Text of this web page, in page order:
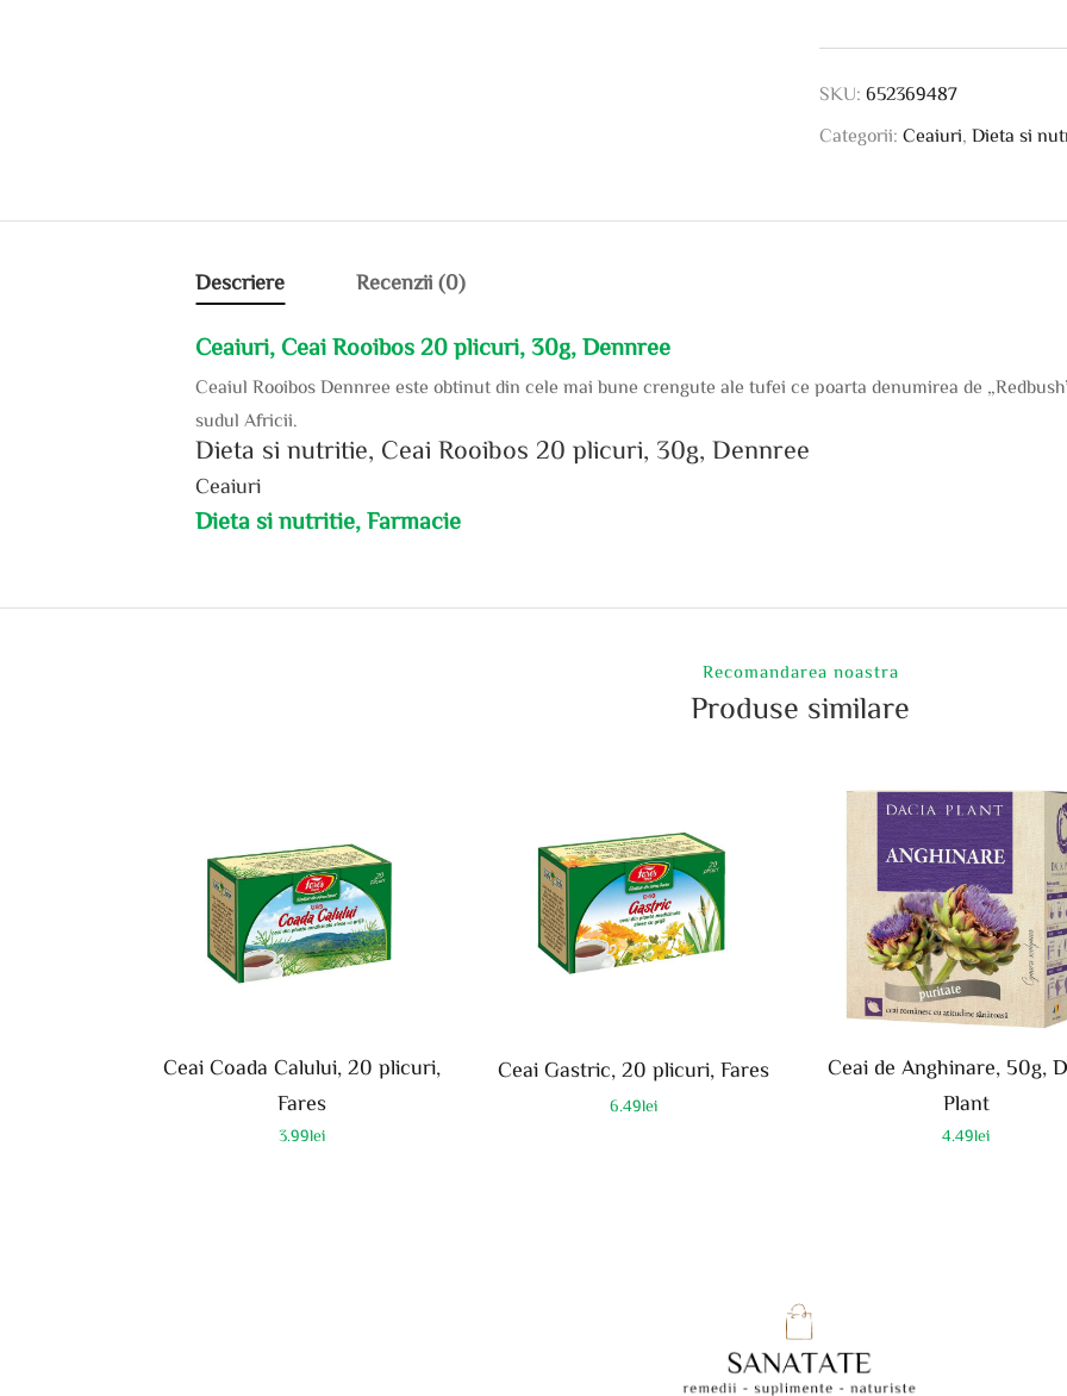
SKU:652369487
Categorii:Ceaiuri ,Dieta si
Descriere Recenzii (0)
Ceaiuri, Ceai Rooibos 20 plicuri, 30g, Dennree
Ceaiul Rooibos Dennree este obtinut din cele mai bune crengute ale tufei ce poarta denumirea de
sudul Africii.
Dieta si nutritie, Ceai Rooibos 20 plicuri, 30g, Dennree
Ceaiuri
Dieta si nutritie, Farmacie
Recomandarea noastra
Produse similare
Ceai Coada Calului, 20 plicuri,
Fares
3.99lei
Ceai Gastric, 20 plicuri, Fares
6.49lei
Ceai de Anghinare, 50g,
Plant
4.49lei